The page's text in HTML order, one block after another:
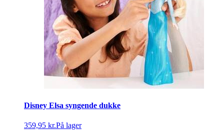
Disney Elsa syngende dukke
359,95 kr.På lager